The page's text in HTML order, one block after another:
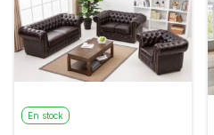
En stock